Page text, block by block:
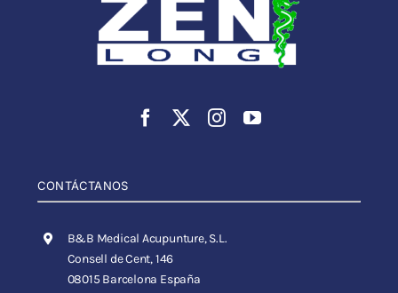
CONTÁCTANOS
B&B Medical Acupunture, S.L.
Consell de Cent, 146
08015 Barcelona España